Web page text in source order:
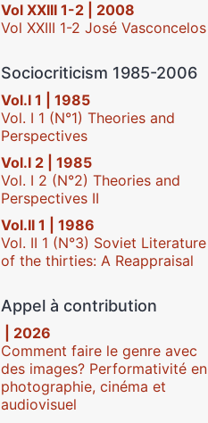
Vol XXIII 1-2 | 2008
Vol XXIII 1-2 José Vasconcelos
Sociocriticism 1985-2006
Vol.I 1 | 1985
Vol. I 1 (N°1) Theories and
Perspectives
Vol.I 2 | 1985
Vol. I 2 (N°2) Theories and
Perspectives II
Vol.II 1 | 1986
Vol. II 1 (N°3) Soviet Literature
of the thirties: A Reappraisal
Appel à contribution
| 2026
Comment faire le genre avec
des images? Performativité en
photographie, cinéma et
audiovisuel